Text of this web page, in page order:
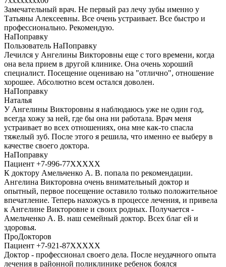
Замечательный врач. Не первый раз лечу зубы именно у
Татьяны Алексеевны. Все очень устраивает. Все быстро и
профессионально. Рекомендую.
НаПоправку
Пользователь НаПоправку
Лечился у Ангелины Викторовны еще с того времени, когда
она вела прием в другой клинике. Она очень хороший
специалист. Посещение оцениваю на "отлично", отношение
хорошее. Абсолютно всем остался доволен.
НаПоправку
Наталья
У Ангелины Викторовны я наблюдаюсь уже не один год,
всегда хожу за ней, где бы она ни работала. Врач меня
устраивает во всех отношениях, она мне как-то спасла
тяжелый зуб. После этого я решила, что именно ее выберу в
качестве своего доктора.
НаПоправку
Пациент +7-996-77XXXXX
К доктору Амельченко А. В. попала по рекомендации.
Ангелина Викторовна очень внимательный доктор и
опытный, первое посещение оставило только положительное
впечатление. Теперь нахожусь в процессе лечения, и привела
к Ангелине Викторовне и своих родных. Получается -
Амельченко А. В. наш семейный доктор. Всех благ ей и
здоровья.
ПроДокторов
Пациент +7-921-87XXXXX
Доктор - профессионал своего дела. После неудачного опыта
лечения в районной поликлинике ребенок боялся